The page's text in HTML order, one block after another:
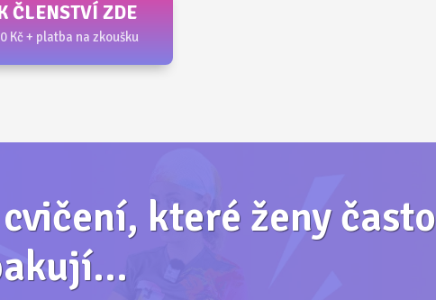
ČLENSTVÍ ZDE
Kč + platba na zkoušku
které ženy často